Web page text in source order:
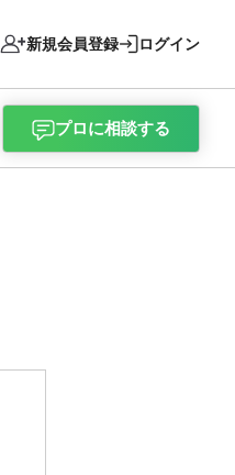
新規会員登録 ログイン
プロに相談する